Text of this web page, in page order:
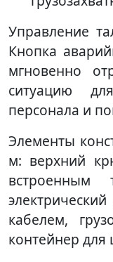
Управление
Кнопка
мгновенно
ситуацию
персонала и
Элементы
м: верхний
встроенным
кабелем,
контейнер для